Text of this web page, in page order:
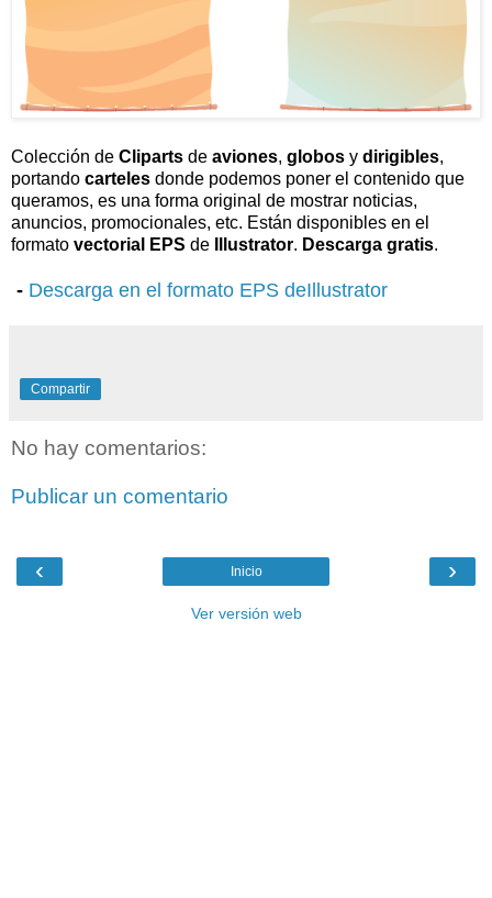
Colección de Cliparts de aviones, globos y dirigibles,
portando carteles donde podemos poner el contenido que
queramos, es una forma original de mostrar noticias,
anuncios, promocionales, etc. Están disponibles en el
formato vectorial EPS de Illustrator. Descarga gratis.
- Descarga en el formato EPS deIllustrator
Compartir
No hay comentarios:
Publicar un comentario
‹ ›
Inicio
Ver versión web